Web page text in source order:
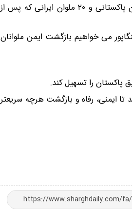
پیشتر وزیر امور خارجه پاکستان از همتای سنگاپوری خود خواسته بود فرایند بازگشت امن ۱۱ ملوان پاکستانی و ۲۰ ملوان ایرانی که پس از
می خواهیم بازگشت ایمن ملوانان
پاکستان را تسهیل کند.
ایمنی، رفاه و بازگشت هرچه سریعتر